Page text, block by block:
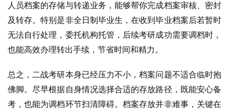
人员档案的存储与转递业务，能够帮你完成档案审核、密封
及转存。特别是非全日制毕业生，在收到毕业档案后若暂时
无法自行处理，委托机构托管，后续考研成功需要调档时，
也能高效办理转出手续，节省时间和精力。
总之，二战考研本身已经压力不小，档案问题不适合临时抱
佛脚。尽早根据自身情况选择合适的存放路径，既能安心备
考，也能为调档环节扫清障碍。档案存放并非难事，关键在